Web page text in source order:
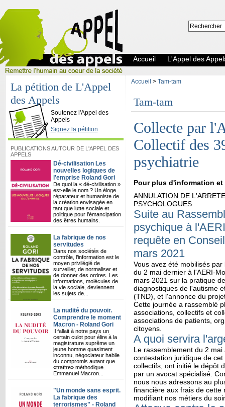
L'Appel des Appels
Accueil L'Appel des
La pétition de L'Appel
des Appels
Soutenez l'Appel des
Appels
Signez la pétition
PUBLICATIONS AUTOUR DE L'APPEL DES
APPELS
Dé-civilisation Les
nouvelles logiques de
l'emprise Roland Gori
De quoi la « dé-civilisation »
est-elle le nom ? Un éloge
réparateur et humaniste de
la création envisagée en
tant que lutte sociale et
politique pour l’émancipation
des êtres humains.
La fabrique de nos
servitudes
Dans nos sociétés de
contrôle, l’information est le
moyen privilégié de
surveiller, de normaliser et
de donner des ordres. Les
informations, molécules de
la vie sociale, deviennent
les sujets de...
La nudité du pouvoir.
Comprendre le moment
Macron - Roland Gori
Il fallait à notre pays un
certain culot pour élire à la
magistrature suprême un
jeune homme quasiment
inconnu, négociateur habile
du compromis autant que
«traître» méthodique.
Emmanuel Macron...
"Un monde sans esprit.
La fabrique des
terrorismes" - Roland
Accueil > Tam-tam
Tam-tam
Collecte par
Collectif des
psychiatrie
Pour plus d'information
ANNULATION DE
PSYCHOLOGUES
Suite au
psychique à
requête en
mars 2021
Vous avez été mobilisés
du 2 mai dernier à l'AERI-
mars 2021 sur la pratique
diagnostiques de l'autisme
(TND), et l'annonce du
Cette journée a rassemblé
associations, collectifs et
associations de patients,
citoyens.
A quoi servira
Le rassemblement du 2
contestation juridique de
collectifs, ont initié le dépôt
par un avocat spécialisé.
nous nous adressons au
financière aux frais de cette
modifiant nos métiers du